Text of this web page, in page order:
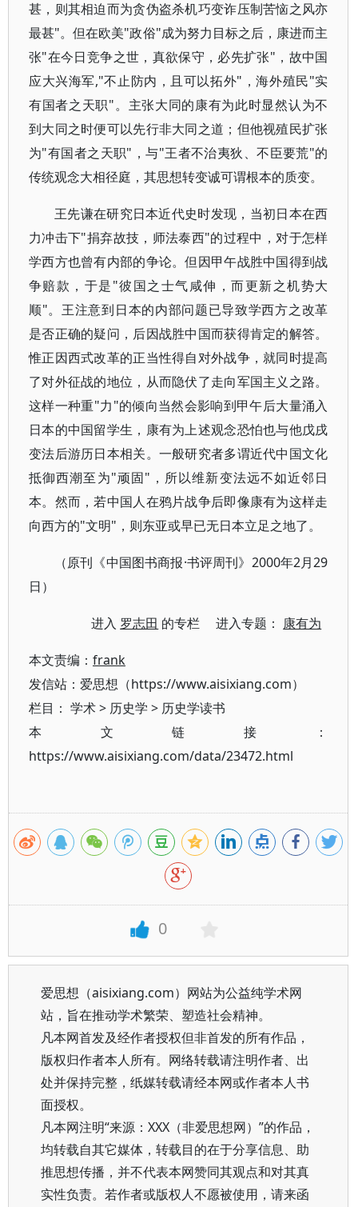
甚，则其相迫而为贪伪盗杀机巧变诈压制苦恼之风亦
最甚"。但在欧美"政俗"成为努力目标之后，康进而主
张"在今日竞争之世，真欲保守，必先扩张"，故中国
应大兴海军,"不止防内，且可以拓外"，海外殖民"实
有国者之天职"。主张大同的康有为此时显然认为不
到大同之时便可以先行非大同之道；但他视殖民扩张
为"有国者之天职"，与"王者不治夷狄、不臣要荒"的
传统观念大相径庭，其思想转变诚可谓根本的质变。
王先谦在研究日本近代史时发现，当初日本在西
力冲击下"捐弃故技，师法泰西"的过程中，对于怎样
学西方也曾有内部的争论。但因甲午战胜中国得到战
争赔款，于是"彼国之士气咸伸，而更新之机势大
顺"。王注意到日本的内部问题已导致学西方之改革
是否正确的疑问，后因战胜中国而获得肯定的解答。
惟正因西式改革的正当性得自对外战争，就同时提高
了对外征战的地位，从而隐伏了走向军国主义之路。
这样一种重"力"的倾向当然会影响到甲午后大量涌入
日本的中国留学生，康有为上述观念恐怕也与他戊戌
变法后游历日本相关。一般研究者多谓近代中国文化
抵御西潮至为"顽固"，所以维新变法远不如近邻日
本。然而，若中国人在鸦片战争后即像康有为这样走
向西方的"文明"，则东亚或早已无日本立足之地了。
（原刊《中国图书商报·书评周刊》2000年2月29
日）
进入 罗志田 的专栏 进入专题： 康有为
本文责编： frank
发信站：爱思想（https://www.aisixiang.com）
栏目： 学术> 历史学 > 历史学读书
本文链接：
https://www.aisixiang.com/data/23472.html
0
爱思想（aisixiang.com）网站为公益纯学术网
站，旨在推动学术繁荣、塑造社会精神。
凡本网首发及经作者授权但非首发的所有作品，
版权归作者本人所有。网络转载请注明作者、出
处并保持完整，纸媒转载请经本网或作者本人书
面授权。
凡本网注明“来源：XXX（非爱思想网）”的作品，
均转载自其它媒体，转载目的在于分享信息、助
推思想传播，并不代表本网赞同其观点和对其真
实性负责。若作者或版权人不愿被使用，请来函